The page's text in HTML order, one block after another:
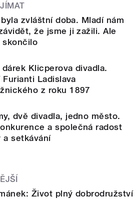
zvláštní doba. Mladí nám
že jsme ji zažili. Ale
skončilo
dárek Klicperova divadla.
Furianti Ladislava
z roku 1897
dvě divadla, jedno město.
a společná radost
a setkávání
Život plný dobrodružství